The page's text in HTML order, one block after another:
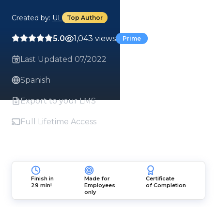
Created by: UL Top Author
5.0 1,043 views Prime
Last Updated 07/2022
Spanish
Export to your LMS
Full Lifetime Access
Finish in
29 min!
Made for
Employees
only
Certificate
of Completion